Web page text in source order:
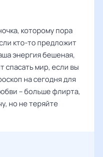
которому пора
кто-то предложит
энергия бешеная,
спасать мир, если вы
на сегодня для
– больше флирта,
но не теряйте